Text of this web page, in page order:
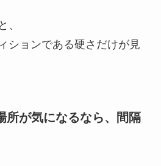
、
ションである硬さだけが見
所が気になるなら、間隔